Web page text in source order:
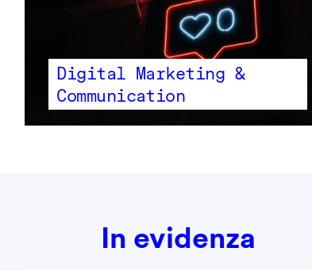
Digital Marketing &
Communication
In evidenza